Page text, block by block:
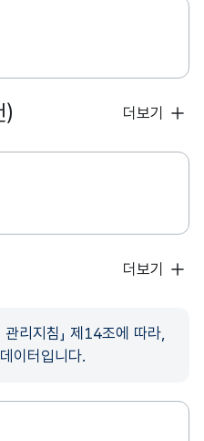
) 더보기
더보기
리지침」 제14조에 따라,
이터입니다.